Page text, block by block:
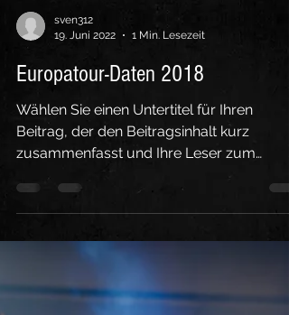
sven312
Europatour-Daten 2018
Wählen Sie einen Untertitel für Ihren
Beitrag, der den Beitragsinhalt kurz
zusammenfasst und Ihre Leser zum